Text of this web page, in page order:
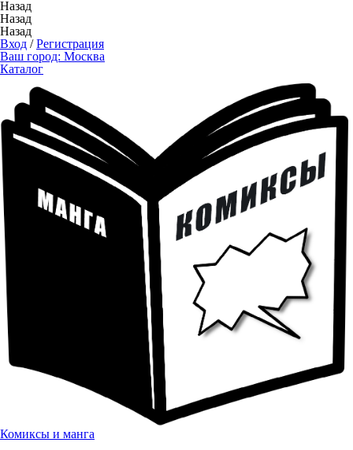
Назад
Назад
Назад
Вход /Регистрация
Ваш город: Москва
Каталог
Комиксы и манга